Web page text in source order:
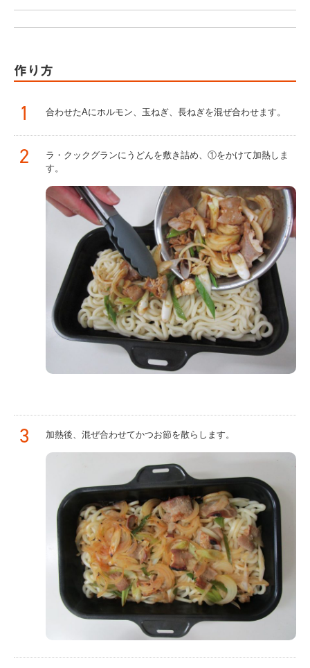
作り方
1 合わせたAにホルモン、玉ねぎ、長ねぎを混ぜ合わせます。
2
ラ・クックグランにうどんを敷き詰め、①をかけて加熱しま
す。
3 加熱後、混ぜ合わせてかつお節を散らします。